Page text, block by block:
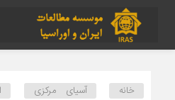
خانه آسیای مرکزی